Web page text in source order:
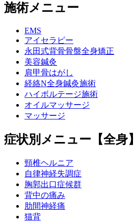
施術メニュー
EMS
アイセラピー
永田式背骨骨盤全身矯正
美容鍼灸
肩甲骨はがし
経絡N全身鍼灸施術
ハイボルテージ施術
オイルマッサージ
マッサージ
症状別メニュー【全身】
頸椎ヘルニア
自律神経失調症
胸郭出口症候群
背中の痛み
肋間神経痛
猫背